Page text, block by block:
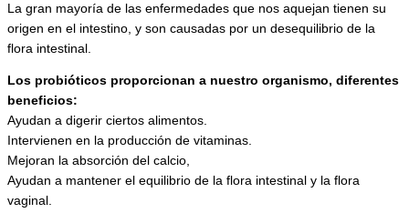
La gran mayoría de las enfermedades que nos aquejan tienen su
origen en el intestino, y son causadas por un desequilibrio de la
flora intestinal.
Los probióticos proporcionan a nuestro organismo, diferentes
beneficios:
Ayudan a digerir ciertos alimentos.
Intervienen en la producción de vitaminas.
Mejoran la absorción del calcio,
Ayudan a mantener el equilibrio de la flora intestinal y la flora
vaginal.